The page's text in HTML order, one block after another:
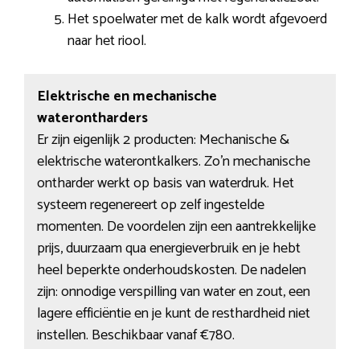
Het spoelwater met de kalk wordt afgevoerd
naar het riool.
Elektrische en mechanische
waterontharders
Er zijn eigenlijk 2 producten: Mechanische &
elektrische waterontkalkers. Zo’n mechanische
ontharder werkt op basis van waterdruk. Het
systeem regenereert op zelf ingestelde
momenten. De voordelen zijn een aantrekkelijke
prijs, duurzaam qua energieverbruik en je hebt
heel beperkte onderhoudskosten. De nadelen
zijn: onnodige verspilling van water en zout, een
lagere efficiëntie en je kunt de resthardheid niet
instellen. Beschikbaar vanaf €780.